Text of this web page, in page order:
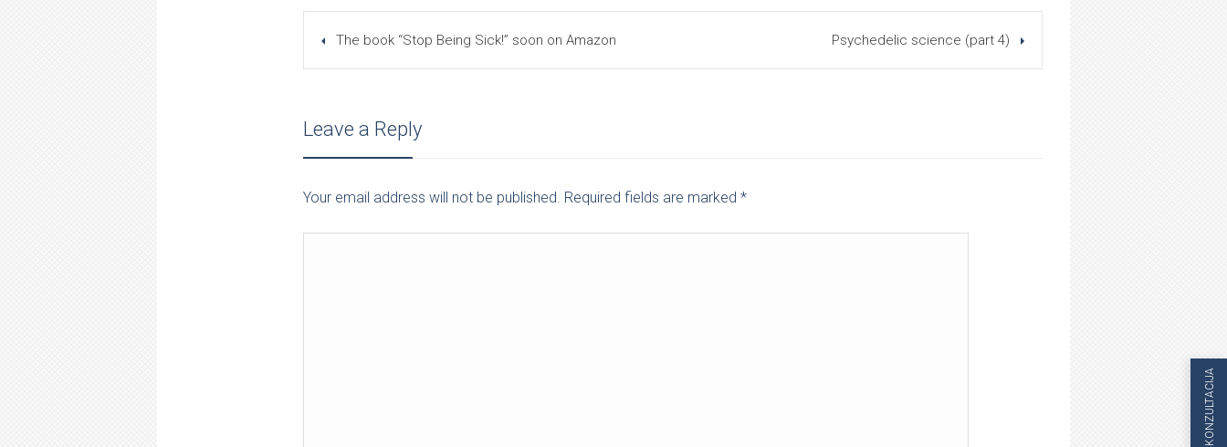
The book “Stop Being Sick!” soon on Amazon Psychedelic science (part 4)
Leave a Reply
Your email address will not be published. Required fields are marked *
KONZULTACIJA